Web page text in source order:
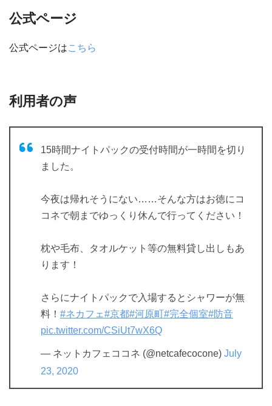
公式ページ
公式ページはこちら
利用者の声
15時間ナイトパックの受付時間が一時間を切り
ました。
今夜は帰れそうにない……そんな方はお徳にコ
コネで朝までゆっくり休んで行ってください！
枕や毛布、タオルケット等の無料貸し出しもあ
ります！
さらにナイトパックで入場するとシャワーが無
料！ #ネカフェ#京都#河原町#完全個室#防音
pic.twitter.com/CSiUt7wX6Q
— ネットカフェココネ (@netcafecocone) July
23, 2020